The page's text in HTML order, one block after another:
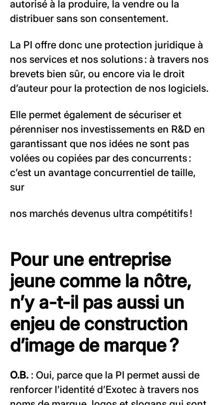
autorisé à la produire, la vendre ou la
distribuer sans son consentement.
La PI offre donc une protection juridique à
nos services et nos solutions : à travers nos
brevets bien sûr, ou encore via le droit
d’auteur pour la protection de nos logiciels.
Elle permet également de sécuriser et
pérenniser nos investissements en R&D en
garantissant que nos idées ne sont pas
volées ou copiées par des concurrents :
c’est un avantage concurrentiel de taille,
sur
nos marchés devenus ultra compétitifs !
Pour une entreprise
jeune comme la nôtre,
n’y a-t-il pas aussi un
enjeu de construction
d’image de marque ?
O.B. : Oui, parce que la PI permet aussi de
renforcer l’identité d’Exotec à travers nos